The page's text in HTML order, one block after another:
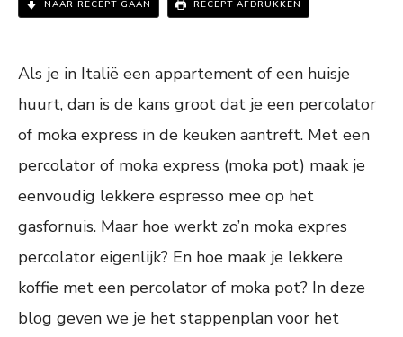
NAAR RECEPT GAAN RECEPT AFDRUKKEN
Als je in Italië een appartement of een huisje
huurt, dan is de kans groot dat je een percolator
of moka express in de keuken aantreft. Met een
percolator of moka express (moka pot) maak je
eenvoudig lekkere espresso mee op het
gasfornuis. Maar hoe werkt zo’n moka expres
percolator eigenlijk? En hoe maak je lekkere
koffie met een percolator of moka pot? In deze
blog geven we je het stappenplan voor het